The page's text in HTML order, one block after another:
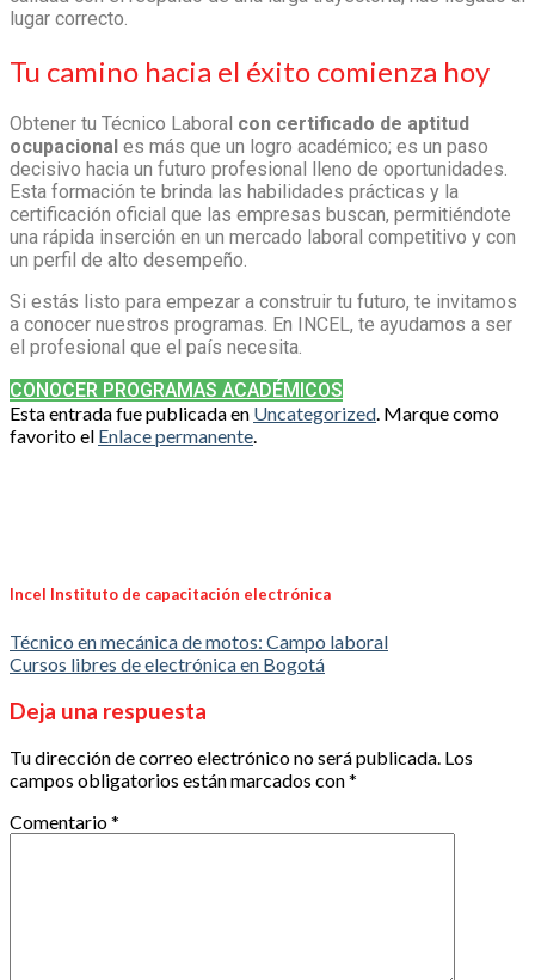
lugar correcto.
Tu camino hacia el éxito comienza hoy
Obtener tu Técnico Laboral con certificado de aptitud
ocupacional es más que un logro académico; es un paso
decisivo hacia un futuro profesional lleno de oportunidades.
Esta formación te brinda las habilidades prácticas y la
certificación oficial que las empresas buscan, permitiéndote
una rápida inserción en un mercado laboral competitivo y con
un perfil de alto desempeño.
Si estás listo para empezar a construir tu futuro, te invitamos
a conocer nuestros programas. En INCEL, te ayudamos a ser
el profesional que el país necesita.
CONOCER PROGRAMAS ACADÉMICOS
Esta entrada fue publicada en Uncategorized . Marque como
favorito el Enlace permanente
Incel Instituto de capacitación electrónica
Técnico en mecánica de motos: Campo laboral
Cursos libres de electrónica en Bogotá
Deja una respuesta
Tu dirección de correo electrónico no será publicada. Los
campos obligatorios están marcados con*
Comentario*